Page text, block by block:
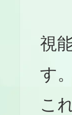
視
す。
こ